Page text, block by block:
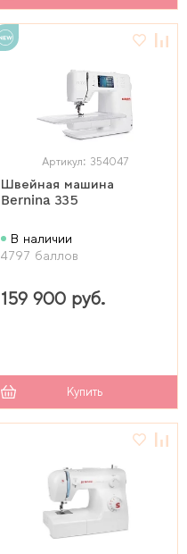
Артикул: 354047
Швейная машина
Bernina 335
В наличии
4797 баллов
159 900 руб.
Купить